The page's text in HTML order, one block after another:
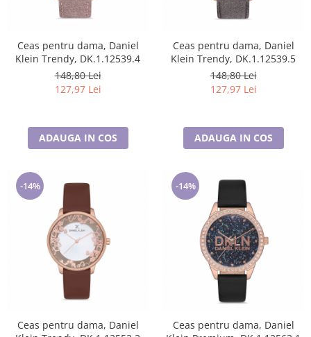
Ceas pentru dama, Daniel
Klein Trendy, DK.1.12539.4
148,80 Lei
127,97 Lei
ADAUGA IN COS
Ceas pentru dama, Daniel
Klein Trendy, DK.1.12539.5
148,80 Lei
127,97 Lei
ADAUGA IN COS
-14%
Ceas pentru dama, Daniel
-14%
Ceas pentru dama, Daniel